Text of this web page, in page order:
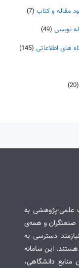
مقاله و کتاب (7)
نویسی (49)
های اطلاعاتی (145)
(20)
علمی-پژوهشی به
صنعتگران و همه‌ی
دسترسی به
این سامانه
منابع دانشگاهی،